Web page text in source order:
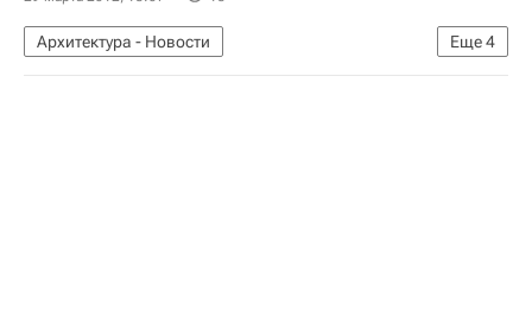
Еще4
Архитектура - Новости
Новости - Недвижимость
Москва
Проект